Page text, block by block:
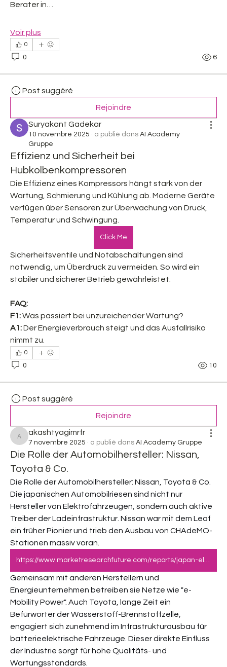
Berater in…
Voir plus
0
0 6
Post suggéré
Rejoindre
Suryakant Gadekar
10 novembre 2025 · a publié dans AI Academy
Gruppe
Effizienz und Sicherheit bei
Hubkolbenkompressoren
Die Effizienz eines Kompressors hängt stark von der
Wartung, Schmierung und Kühlung ab. Moderne Geräte
verfügen über Sensoren zur Überwachung von Druck,
Temperatur und Schwingung.
Click Me
Sicherheitsventile und Notabschaltungen sind
notwendig, um Überdruck zu vermeiden. So wird ein
stabiler und sicherer Betrieb gewährleistet.
FAQ:
F1: Was passiert bei unzureichender Wartung?
A1: Der Energieverbrauch steigt und das Ausfallrisiko
nimmt zu.
0
0 10
Post suggéré
Rejoindre
akashtyagimrfr
akashtyagimrfr
7 novembre 2025 · a publié dans AI Academy Gruppe
Die Rolle der Automobilhersteller: Nissan,
Toyota & Co.
Die Rolle der Automobilhersteller: Nissan, Toyota & Co.
Die japanischen Automobilriesen sind nicht nur
Hersteller von Elektrofahrzeugen, sondern auch aktive
Treiber der Ladeinfrastruktur. Nissan war mit dem Leaf
ein früher Pionier und trieb den Ausbau von CHAdeMO-
Stationen massiv voran.
https://www.marketresearchfuture.com/reports/japan-electric-vehicle-charging-station-market-44109
Gemeinsam mit anderen Herstellern und
Energieunternehmen betreiben sie Netze wie "e-
Mobility Power". Auch Toyota, lange Zeit ein
Befürworter der Wasserstoff-Brennstoffzelle,
engagiert sich zunehmend im Infrastrukturausbau für
batterieelektrische Fahrzeuge. Dieser direkte Einfluss
der Industrie sorgt für hohe Qualitäts- und
Wartungsstandards.